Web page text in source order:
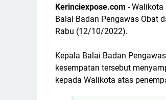
Kerinciexpose.com -
Balai Badan Pengawas Obat
Rabu (12/10/2022).
Kepala Balai Badan
kesempatan tersebut
kepada Walikota atas